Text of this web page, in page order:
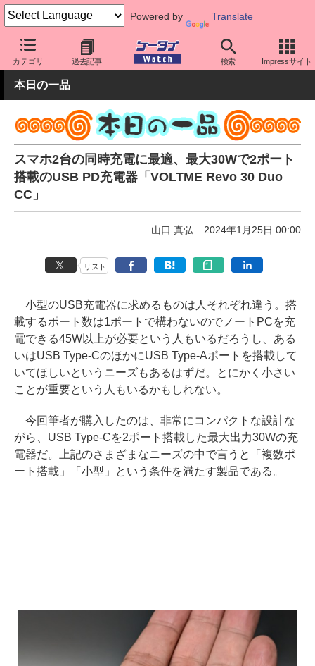
Powered by Translate
カテゴリ 過去記事 検索 Impressサイト
ケータイ Watch 周辺機器/アクセサリー 充電器
本日の一品
スマホ2台の同時充電に最適、最大30Wで2ポート
搭載のUSB PD充電器「VOLTME Revo 30 Duo
CC」
山口 真弘 2024年1月25日 00:00
リスト
小型のUSB充電器に求めるものは人それぞれ違う。搭
載するポート数は1ポートで構わないのでノートPCを充
電できる45W以上が必要という人もいるだろうし、ある
いはUSB Type-CのほかにUSB Type-Aポートを搭載して
いてほしいというニーズもあるはずだ。とにかく小さい
ことが重要という人もいるかもしれない。
今回筆者が購入したのは、非常にコンパクトな設計な
がら、USB Type-Cを2ポート搭載した最大出力30Wの充
電器だ。上記のさまざまなニーズの中で言うと「複数ポ
ート搭載」「小型」という条件を満たす製品である。